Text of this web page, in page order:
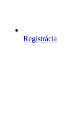
Registrácia